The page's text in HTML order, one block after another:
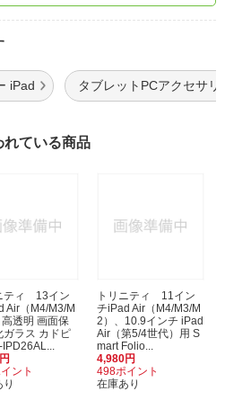
iPad タブレットPCアクセサリ
れている商品
ティ 13イン
Air（M4/M3/M
透明 画面保
ガラス カドピ
IPD26AL...
ント
トリニティ 11イン
チiPad Air（M4/M3/M
2）、10.9インチ iPad
Air（第5/4世代）用 S
mart Folio...
4,980円
498ポイント
在庫あり